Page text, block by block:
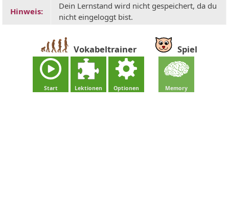
Hinweis:
Dein Lernstand wird nicht gespeichert, da du
nicht eingeloggt bist.
Vokabeltrainer
Start Lektionen Optionen
Spiel
Memory